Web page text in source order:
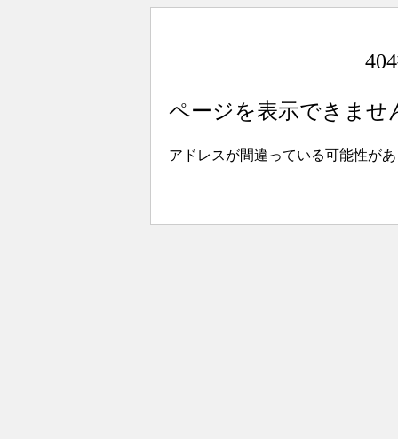
ページを表示できませ
アドレスが間違っている可能性が